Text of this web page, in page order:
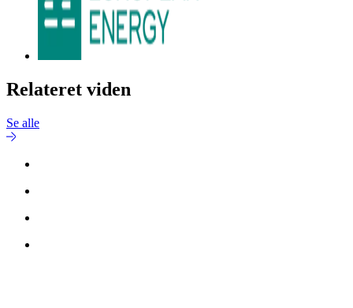
Relateret viden
Se alle